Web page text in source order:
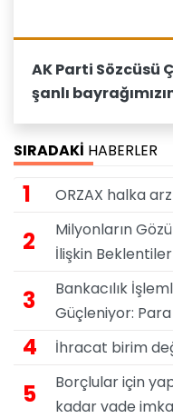
AK Parti Sözcüsü
şanlı
SIRADAKİ HABERLER
1 ORZAX halka
2
Milyonların
İlişkin
3
Bankacılık
Güçleniyor:
4 İhracat birim
5
Borçlular için
kadar vade